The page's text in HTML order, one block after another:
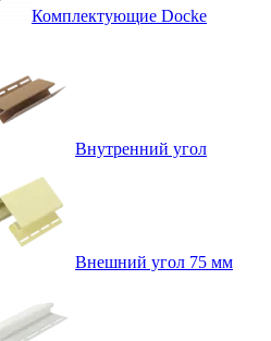
Комплектующие Docke
Внутренний угол
Внешний угол 75 мм